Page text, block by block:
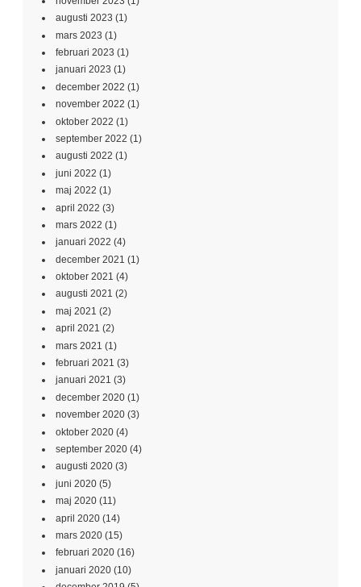
augusti 2023 (1)
mars 2023 (1)
februari 2023 (1)
januari 2023 (1)
december 2022 (1)
november 2022 (1)
oktober 2022 (1)
september 2022 (1)
augusti 2022 (1)
juni 2022 (1)
maj 2022 (1)
april 2022 (3)
mars 2022 (1)
januari 2022 (4)
december 2021 (1)
oktober 2021 (4)
augusti 2021 (2)
maj 2021 (2)
april 2021 (2)
mars 2021 (1)
februari 2021 (3)
januari 2021 (3)
december 2020 (1)
november 2020 (3)
oktober 2020 (4)
september 2020 (4)
augusti 2020 (3)
juni 2020 (5)
maj 2020 (11)
april 2020 (14)
mars 2020 (15)
februari 2020 (16)
januari 2020 (10)